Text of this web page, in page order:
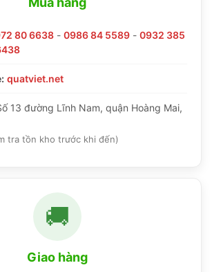
80 6638 - 0986 84 5589 - 0932 385
quatviet.net
13 đường Lĩnh Nam, quận Hoàng Mai,
tra tồn kho trước khi đến)
🚚
Giao hàng